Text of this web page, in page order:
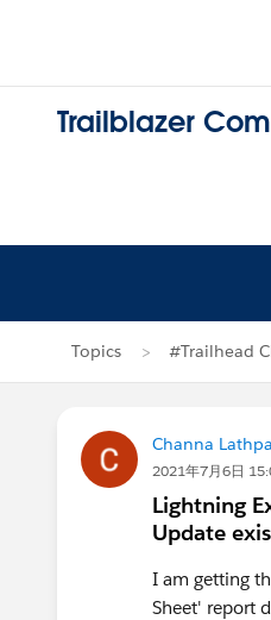
Trailblazer
Topics #Trailhead
Channa
2021年7月6日
Lightning
Update
I am getting
Sheet' report